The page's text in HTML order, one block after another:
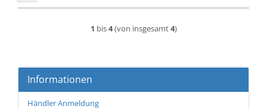
1 bis4(von insgesamt4)
Informationen
Händler Anmeldung